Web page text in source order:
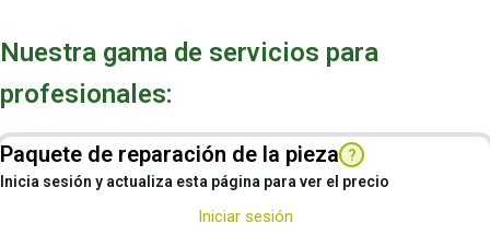
Nuestra gama de servicios para
profesionales:
Paquete de reparación de la pieza ?
Inicia sesión y actualiza esta página para ver el precio
Iniciar sesión